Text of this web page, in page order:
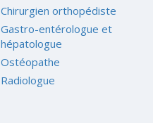
Chirurgien orthopédiste
Gastro-entérologue et
hépatologue
Ostéopathe
Radiologue